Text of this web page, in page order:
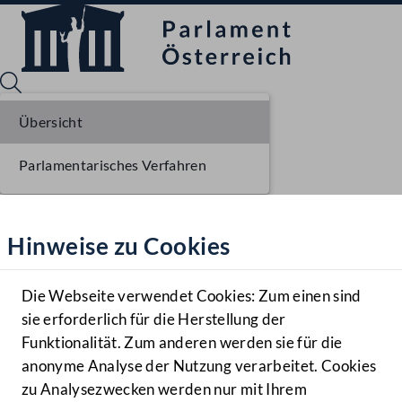
Hilfe
Benutzer
Navigationsmenü öffnen
MENÜ
Hinweise zu Cookies
Die Webseite verwendet Cookies: Zum einen sind
sie erforderlich für die Herstellung der
Funktionalität. Zum anderen werden sie für die
anonyme Analyse der Nutzung verarbeitet. Cookies
zu Analysezwecken werden nur mit Ihrem
Übersicht
Parlamentarisches Verfahren